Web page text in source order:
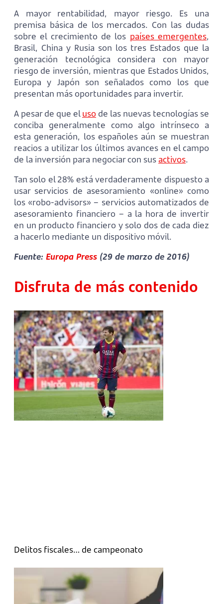
A mayor rentabilidad, mayor riesgo. Es una
premisa básica de los mercados. Con las dudas
sobre el crecimiento de los países emergentes,
Brasil, China y Rusia son los tres Estados que la
generación tecnológica considera con mayor
riesgo de inversión, mientras que Estados Unidos,
Europa y Japón son señalados como los que
presentan más oportunidades para invertir.
A pesar de que eluso de las nuevas tecnologías se
conciba generalmente como algo intrínseco a
esta generación, los españoles aún se muestran
reacios a utilizar los últimos avances en el campo
de la inversión para negociar con sus activos.
Tan solo el 28% está verdaderamente dispuesto a
usar servicios de asesoramiento «online» como
los «robo-advisors» – servicios automatizados de
asesoramiento financiero – a la hora de invertir
en un producto financiero y solo dos de cada diez
a hacerlo mediante un dispositivo móvil.
Fuente: Europa Press (29 de marzo de 2016)
Disfruta de más contenido
Delitos fiscales… de campeonato